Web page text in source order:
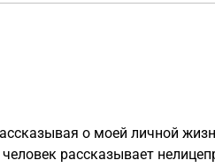
о моей личной
рассказывает